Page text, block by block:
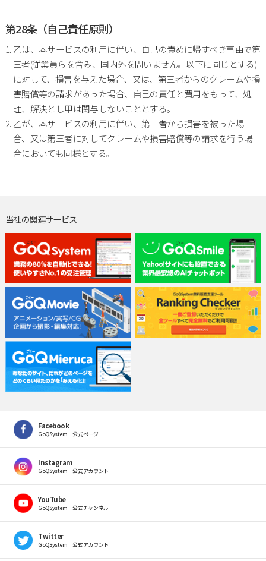
第28条（自己責任原則）
乙は、本サービスの利用に伴い、自己の責めに帰すべき事由で第
三者(従業員らを含み、国内外を問いません。以下に同じとする)
に対して、損害を与えた場合、又は、第三者からのクレームや損
害賠償等の請求があった場合、自己の責任と費用をもって、処
理、解決とし甲は関与しないこととする。
乙が、本サービスの利用に伴い、第三者から損害を被った場
合、又は第三者に対してクレームや損害賠償等の請求を行う場
合においても同様とする。
当社の関連サービス
Facebook
GoQSystem 公式ページ
Instagram
GoQSystem 公式アカウント
YouTube
GoQSystem 公式チャンネル
Twitter
GoQSystem 公式アカウント